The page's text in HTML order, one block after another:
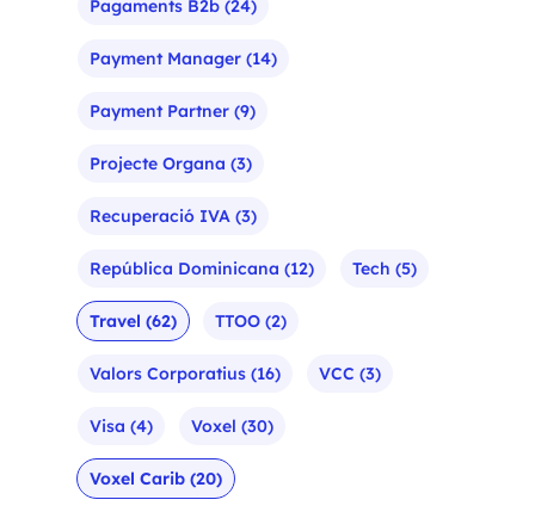
Pagaments B2b (24)
Payment Manager (14)
Payment Partner (9)
Projecte Organa (3)
Recuperació IVA (3)
República Dominicana (12) Tech (5)
Travel (62) TTOO (2)
Valors Corporatius (16) VCC (3)
Visa (4) Voxel (30)
Voxel Carib (20)